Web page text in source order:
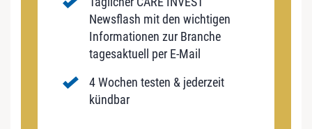
Newsflash mit den wichtigen
Informationen zur Branche
tagesaktuell per E-Mail
4 Wochen testen & jederzeit
kündbar